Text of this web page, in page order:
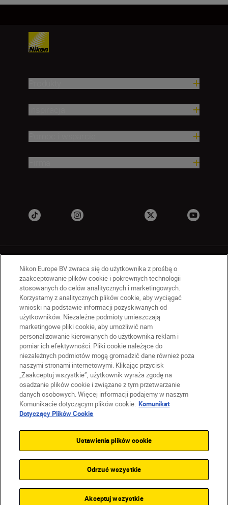
PL Nikon Sites
Skontaktuj się z nami
Oświadczenie dotyczące prywatności
Warunki użytkowania
Warunki korzystania z Nikon Store
Komunikat dotyczący plików cookie
Dostępność
Ustawienia plików cookie
© 2026 Nikon
Nikon Europe BV zwraca się do użytkownika z prośbą o
zaakceptowanie plików cookie i pokrewnych technologii
stosowanych do celów analitycznych i marketingowych.
Korzystamy z analitycznych plików cookie, aby wyciągać
wnioski na podstawie informacji pozyskiwanych od
użytkowników. Niezależne podmioty umieszczają
marketingowe pliki cookie, aby umożliwić nam
personalizowanie kierowanych do użytkownika reklam i
pomiar ich efektywności. Pliki cookie należące do
niezależnych podmiotów mogą gromadzić dane również poza
naszymi stronami internetowymi. Klikając przycisk
„Zaakceptuj wszystkie”, użytkownik wyraża zgodę na
osadzanie plików cookie i związane z tym przetwarzanie
danych osobowych. Więcej informacji podajemy w naszym
Komunikacie dotyczącym plików cookie. Komunikat
Dotyczący Plików Cookie
Ustawienia plików cookie
Odrzuć wszystkie
Akceptuj wszystkie